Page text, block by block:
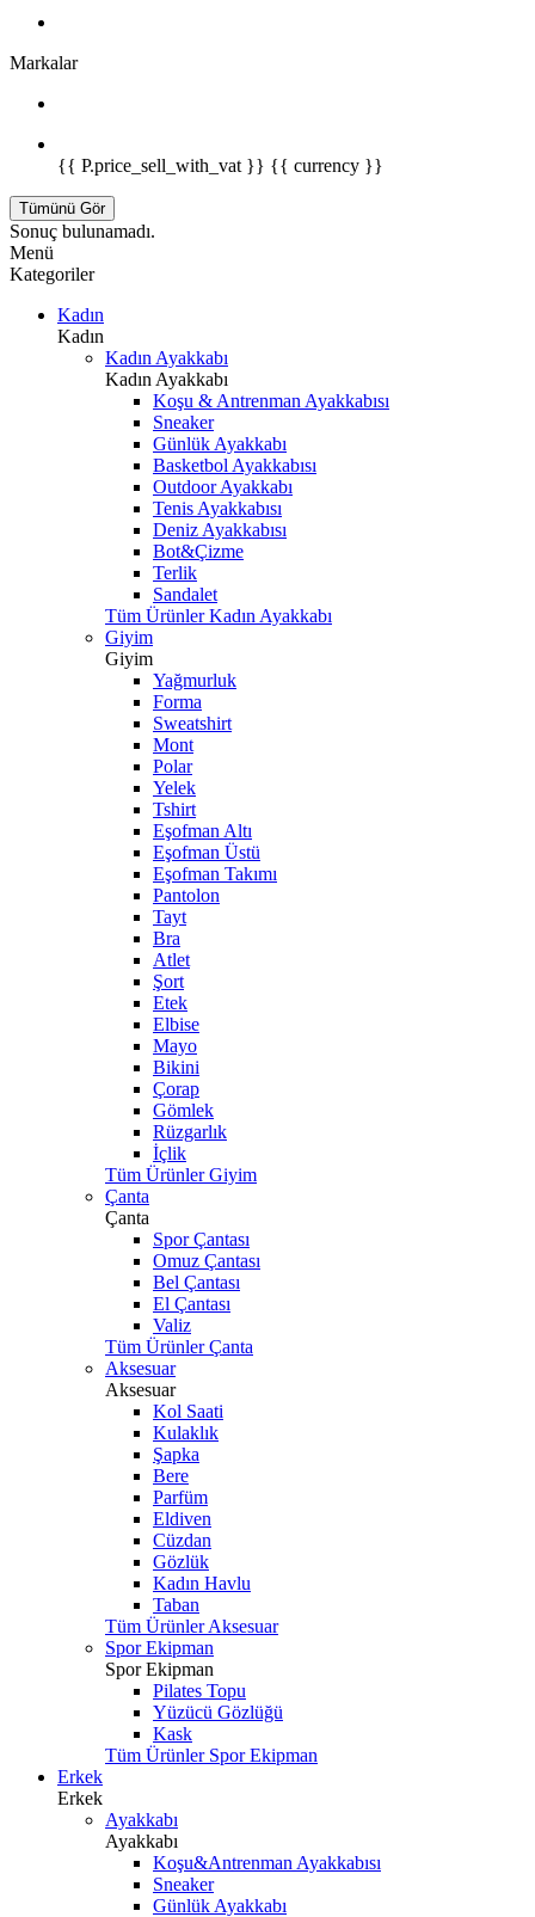
Markalar
{{ P.price_sell_with_vat }} {{ currency }}
Tümünü Gör
Sonuç bulunamadı.
Menü
Kategoriler
Kadın
Kadın
Kadın Ayakkabı
Kadın Ayakkabı
Koşu & Antrenman Ayakkabısı
Sneaker
Günlük Ayakkabı
Basketbol Ayakkabısı
Outdoor Ayakkabı
Tenis Ayakkabısı
Deniz Ayakkabısı
Bot&Çizme
Terlik
Sandalet
Tüm Ürünler Kadın Ayakkabı
Giyim
Giyim
Yağmurluk
Forma
Sweatshirt
Mont
Polar
Yelek
Tshirt
Eşofman Altı
Eşofman Üstü
Eşofman Takımı
Pantolon
Tayt
Bra
Atlet
Şort
Etek
Elbise
Mayo
Bikini
Çorap
Gömlek
Rüzgarlık
İçlik
Tüm Ürünler Giyim
Çanta
Çanta
Spor Çantası
Omuz Çantası
Bel Çantası
El Çantası
Valiz
Tüm Ürünler Çanta
Aksesuar
Aksesuar
Kol Saati
Kulaklık
Şapka
Bere
Parfüm
Eldiven
Cüzdan
Gözlük
Kadın Havlu
Taban
Tüm Ürünler Aksesuar
Spor Ekipman
Spor Ekipman
Pilates Topu
Yüzücü Gözlüğü
Kask
Tüm Ürünler Spor Ekipman
Erkek
Erkek
Ayakkabı
Ayakkabı
Koşu&Antrenman Ayakkabısı
Sneaker
Günlük Ayakkabı